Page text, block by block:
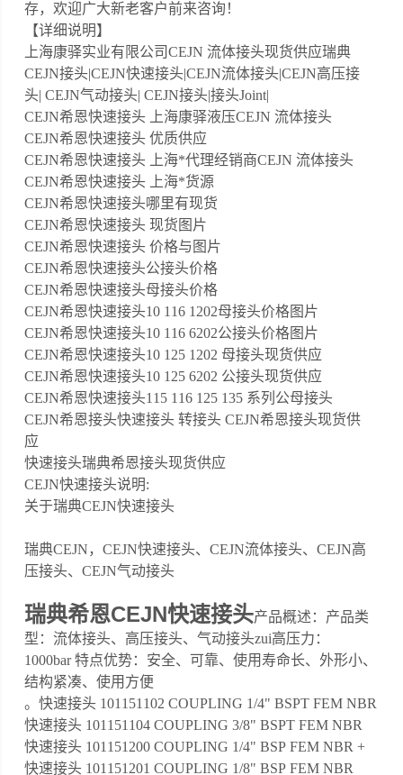
存，欢迎广大新老客户前来咨询！
【详细说明】
上海康驿实业有限公司CEJN 流体接头现货供应瑞典
CEJN接头|CEJN快速接头|CEJN流体接头|CEJN高压接
头| CEJN气动接头| CEJN接头|接头Joint|
CEJN希恩快速接头 上海康驿液压CEJN 流体接头
CEJN希恩快速接头 优质供应
CEJN希恩快速接头 上海*代理经销商CEJN 流体接头
CEJN希恩快速接头 上海*货源
CEJN希恩快速接头哪里有现货
CEJN希恩快速接头 现货图片
CEJN希恩快速接头 价格与图片
CEJN希恩快速接头公接头价格
CEJN希恩快速接头母接头价格
CEJN希恩快速接头10 116 1202母接头价格图片
CEJN希恩快速接头10 116 6202公接头价格图片
CEJN希恩快速接头10 125 1202 母接头现货供应
CEJN希恩快速接头10 125 6202 公接头现货供应
CEJN希恩快速接头115 116 125 135 系列公母接头
CEJN希恩接头快速接头 转接头 CEJN希恩接头现货供
应
快速接头瑞典希恩接头现货供应
CEJN快速接头说明:
关于瑞典CEJN快速接头
瑞典CEJN，CEJN快速接头、CEJN流体接头、CEJN高
压接头、CEJN气动接头
瑞典希恩CEJN快速接头产品概述：产品类
型：流体接头、高压接头、气动接头zui高压力：
1000bar 特点优势：安全、可靠、使用寿命长、外形小、
结构紧凑、使用方便
。快速接头 101151102 COUPLING 1/4" BSPT FEM NBR
快速接头 101151104 COUPLING 3/8" BSPT FEM NBR
快速接头 101151200 COUPLING 1/4" BSP FEM NBR +
快速接头 101151201 COUPLING 1/8" BSP FEM NBR